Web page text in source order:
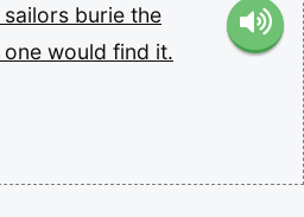
sailors burie the
one would find it.